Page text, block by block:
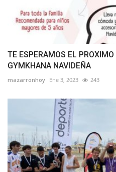
TE ESPERAMOS EL
GYMKHANA NAVIDEÑA
mazarronhoy Ene 3, 2023 243